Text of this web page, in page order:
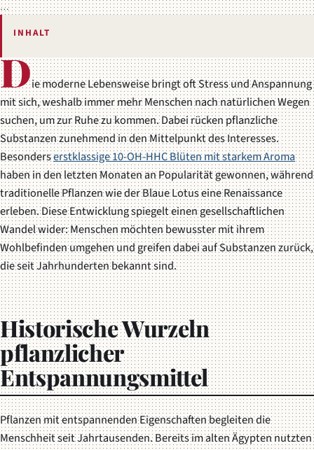
…
INHALT
Die moderne Lebensweise bringt oft Stress und Anspannung
mit sich, weshalb immer mehr Menschen nach natürlichen Wegen
suchen, um zur Ruhe zu kommen. Dabei rücken pflanzliche
Substanzen zunehmend in den Mittelpunkt des Interesses.
Besonderserstklassige 10-OH-HHC Blüten mit starkem Aroma
haben in den letzten Monaten an Popularität gewonnen, während
traditionelle Pflanzen wie der Blaue Lotus eine Renaissance
erleben. Diese Entwicklung spiegelt einen gesellschaftlichen
Wandel wider: Menschen möchten bewusster mit ihrem
Wohlbefinden umgehen und greifen dabei auf Substanzen zurück,
die seit Jahrhunderten bekannt sind.
Historische Wurzeln
pflanzlicher
Entspannungsmittel
Pflanzen mit entspannenden Eigenschaften begleiten die
Menschheit seit Jahrtausenden. Bereits im alten Ägypten nutzten